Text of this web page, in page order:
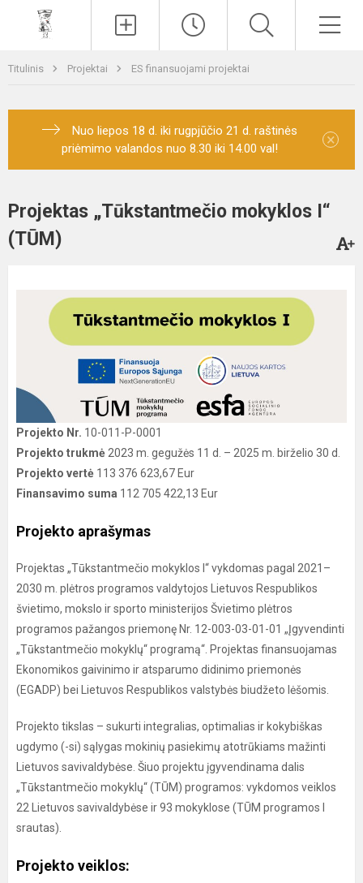
Titulinis Projektai ES finansuojami projektai
Nuo liepos 18 d. iki rugpjūčio 21 d. raštinės
priėmimo valandos nuo 8.30 iki 14.00 val!
×
Projektas „Tūkstantmečio mokyklos I“
(TŪM)
Projekto Nr. 10-011-P-0001
Projekto trukmė 2023 m. gegužės 11 d. – 2025 m. birželio 30 d.
Projekto vertė 113 376 623,67 Eur
Finansavimo suma 112 705 422,13 Eur
Projekto aprašymas
Projektas „Tūkstantmečio mokyklos I“ vykdomas pagal 2021–
2030 m. plėtros programos valdytojos Lietuvos Respublikos
švietimo, mokslo ir sporto ministerijos Švietimo plėtros
programos pažangos priemonę Nr. 12-003-03-01-01 „Įgyvendinti
„Tūkstantmečio mokyklų“ programą“. Projektas finansuojamas
Ekonomikos gaivinimo ir atsparumo didinimo priemonės
(EGADP) bei Lietuvos Respublikos valstybės biudžeto lėšomis.
Projekto tikslas – sukurti integralias, optimalias ir kokybiškas
ugdymo (-si) sąlygas mokinių pasiekimų atotrūkiams mažinti
Lietuvos savivaldybėse. Šiuo projektu įgyvendinama dalis
„Tūkstantmečio mokyklų“ (TŪM) programos: vykdomos veiklos
22 Lietuvos savivaldybėse ir 93 mokyklose (TŪM programos I
srautas).
Projekto veiklos: